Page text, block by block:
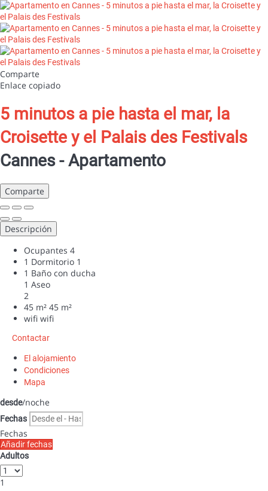
Comparte
Enlace copiado
5 minutos a pie hasta el mar, la
Croisette y el Palais des Festivals
Cannes -Apartamento
Comparte
Descripción
Ocupantes 4
1 Dormitorio 1
1 Baño con ducha
1 Aseo
2
45 m² 45 m²
wifi wifi
Contactar
El alojamiento
Condiciones
Mapa
desde/noche
Fechas
Fechas
Añadir fechas
Adultos
1